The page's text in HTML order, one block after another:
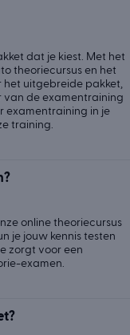
dat je kiest. Met het
theoriecursus en het
het uitgebreide pakket,
van de examentraining
examentraining in je
training.
online theoriecursus
je jouw kennis testen
zorgt voor een
examen.